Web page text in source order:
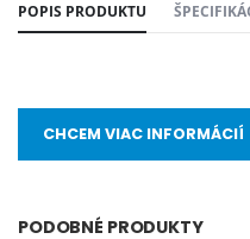
POPIS PRODUKTU
CHCEM VIAC INFORMÁCIÍ
PODOBNÉ PRODUKTY